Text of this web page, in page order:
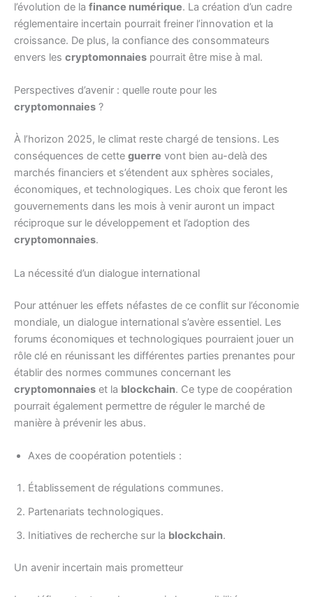
l’évolution de la finance numérique. La création d’un cadre
réglementaire incertain pourrait freiner l’innovation et la
croissance. De plus, la confiance des consommateurs
envers les cryptomonnaies pourrait être mise à mal.
Perspectives d’avenir : quelle route pour les
cryptomonnaies ?
À l’horizon 2025, le climat reste chargé de tensions. Les
conséquences de cette guerre vont bien au-delà des
marchés financiers et s’étendent aux sphères sociales,
économiques, et technologiques. Les choix que feront les
gouvernements dans les mois à venir auront un impact
réciproque sur le développement et l’adoption des
cryptomonnaies.
La nécessité d’un dialogue international
Pour atténuer les effets néfastes de ce conflit sur l’économie
mondiale, un dialogue international s’avère essentiel. Les
forums économiques et technologiques pourraient jouer un
rôle clé en réunissant les différentes parties prenantes pour
établir des normes communes concernant les
cryptomonnaies et la blockchain. Ce type de coopération
pourrait également permettre de réguler le marché de
manière à prévenir les abus.
Axes de coopération potentiels :
Établissement de régulations communes.
Partenariats technologiques.
Initiatives de recherche sur la blockchain.
Un avenir incertain mais prometteur